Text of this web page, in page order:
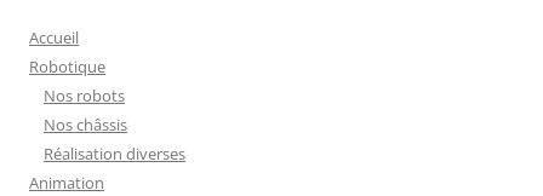
Accueil
Robotique
Nos robots
Nos châssis
Réalisation diverses
Animation